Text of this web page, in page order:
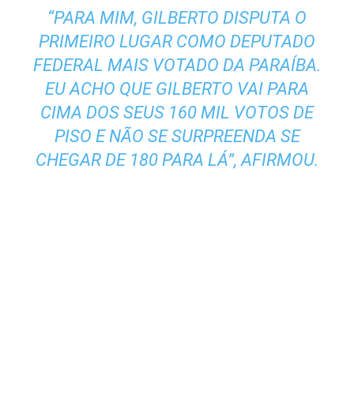
“PARA MIM, GILBERTO DISPUTA O
PRIMEIRO LUGAR COMO DEPUTADO
FEDERAL MAIS VOTADO DA PARAÍBA.
EU ACHO QUE GILBERTO VAI PARA
CIMA DOS SEUS 160 MIL VOTOS DE
PISO E NÃO SE SURPREENDA SE
CHEGAR DE 180 PARA LÁ”, AFIRMOU.